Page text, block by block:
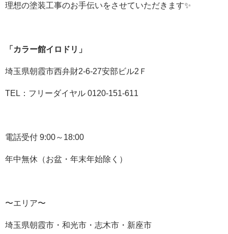
理想の塗装工事のお手伝いをさせていただきます✨
「カラー館イロドリ」
埼玉県朝霞市西弁財2-6-27安部ビル2 Ｆ
TEL：フリーダイヤル 0120-151-611
電話受付 9:00～ 18:00
年中無休（お盆・年末年始除く）
〜エリア〜
埼玉県朝霞市・和光市・志木市・新座市